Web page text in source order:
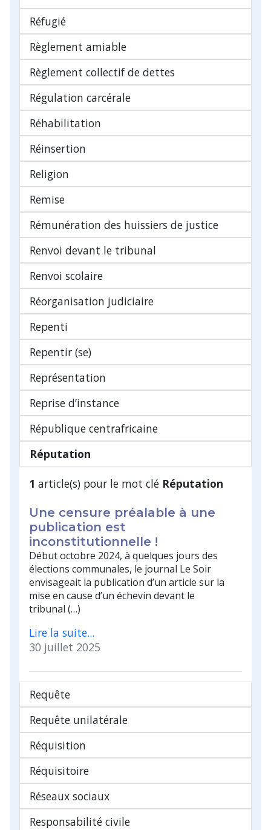
Réfugié
Règlement amiable
Règlement collectif de dettes
Régulation carcérale
Réhabilitation
Réinsertion
Religion
Remise
Rémunération des huissiers de justice
Renvoi devant le tribunal
Renvoi scolaire
Réorganisation judiciaire
Repenti
Repentir (se)
Représentation
Reprise d’instance
République centrafricaine
Réputation
1 article(s) pour le mot clé Réputation
Une censure préalable à une
publication est
inconstitutionnelle !
Début octobre 2024, à quelques jours des
élections communales, le journal Le Soir
envisageait la publication d’un article sur la
mise en cause d’un échevin devant le
tribunal (…)
Lire la suite...
30 juillet 2025
Requête
Requête unilatérale
Réquisition
Réquisitoire
Réseaux sociaux
Responsabilité civile